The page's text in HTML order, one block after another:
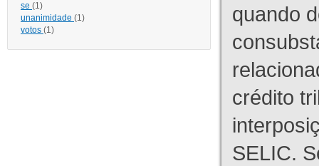
se (1)
unanimidade (1)
votos (1)
quando
crédito
SELIC.